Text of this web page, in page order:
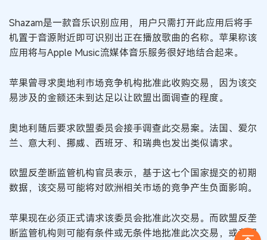
Shazam是一款音乐识别应用，用户只需打开此应用后将手
机置于音源附近即可识别出正在播放歌曲的名称。苹果称该
应用将与Apple Music流媒体音乐服务很好地结合起来。
苹果曾寻求奥地利市场竞争机构批准此收购交易，因为该交
易涉及的金额还未到达足以让欧盟出面调查的程度。
奥地利随后要求欧盟委员会接手调查此交易案。法国、爱尔
兰、意大利、挪威、西班牙、和瑞典也发出类似请求。
欧盟反垄断监管机构官员表示，基于这七个国家提交的初期
数据，该交易可能将对欧洲相关市场的竞争产生负面影响。
苹果现在必须正式请求该委员会批准此次交易。而欧盟反垄
断监管机构则可能有条件或无条件地批准此次交易，或者展